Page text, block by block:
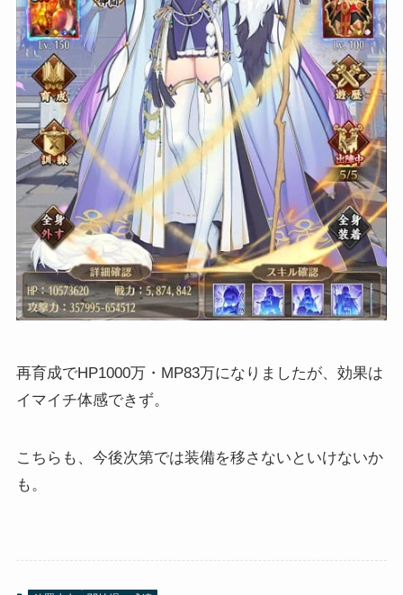
再育成でHP1000万・MP83万になりましたが、効果は
イマイチ体感できず。
こちらも、今後次第では装備を移さないといけないか
も。